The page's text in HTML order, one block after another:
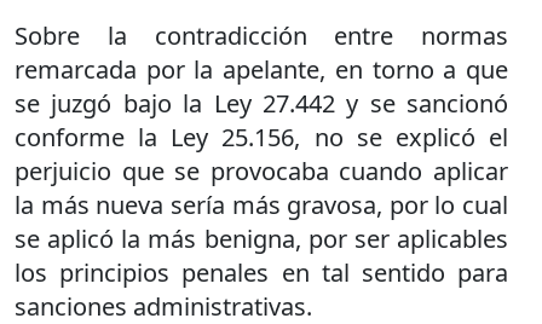
Sobre la contradicción entre normas
remarcada por la apelante, en torno a que
se juzgó bajo la Ley 27.442 y se sancionó
conforme la Ley 25.156, no se explicó el
perjuicio que se provocaba cuando aplicar
la más nueva sería más gravosa, por lo cual
se aplicó la más benigna, por ser aplicables
los principios penales en tal sentido para
sanciones administrativas.